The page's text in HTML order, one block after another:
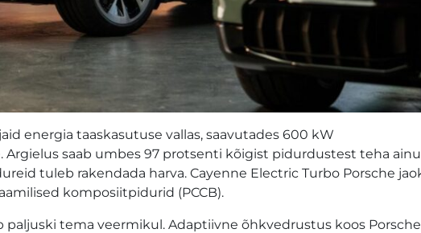
energia taaskasutuse vallas, saavutades 600 kW
Argielus saab umbes 97 protsenti kõigist pidurdustest teha
tuleb rakendada harva. Cayenne Electric Turbo Porsche
komposiitpidurid (PCCB).
tema veermikul. Adaptiivne õhkvedrustus koos Porsche